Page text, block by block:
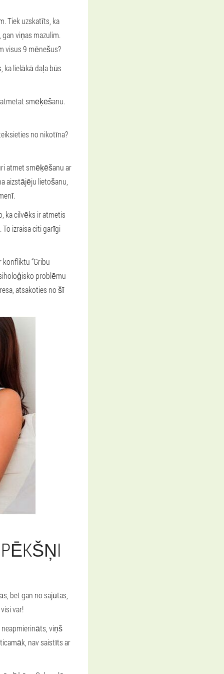
Tiek uzskatīts, ka
viņas mazulim.
visus 9 mēnešus?
ka lielākā daļa būs
smēķēšanu.
no nikotīna?
atmet smēķēšanu ar
aizstājēju lietošanu,
ka cilvēks ir atmetis
izraisa citi garīgi
“Gribu
problēmu
atsakoties no šī
bet gan no sajūtas,
var!
viņš
nav saistīts ar